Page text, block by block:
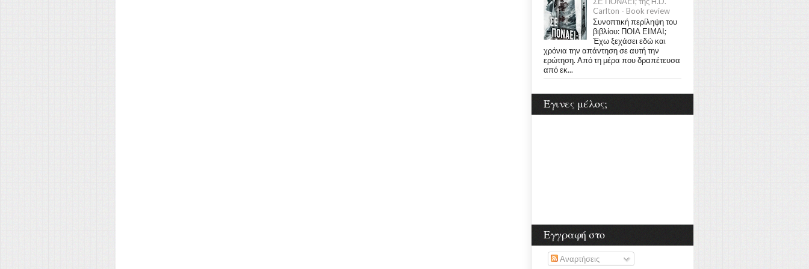
Carlton - Book review
Συνοπτική περίληψη του
βιβλίου: ΠΟΙΑ ΕΙΜΑΙ;
Έχω ξεχάσει εδώ και
χρόνια την απάντηση σε αυτή την
ερώτηση. Από τη μέρα που δραπέτευσα
από εκ...
Έγινες μέλος;
Εγγραφή στο
Αναρτήσεις